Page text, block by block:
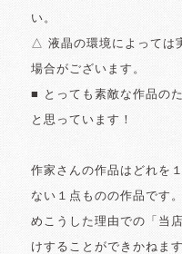
い。
△ 液晶の環境によっては
場合がございます。
■ とっても素敵な作品の
と思っています！
作家さんの作品はどれを
ない１点ものの作品です
めこうした理由での「当
けすることができかねま